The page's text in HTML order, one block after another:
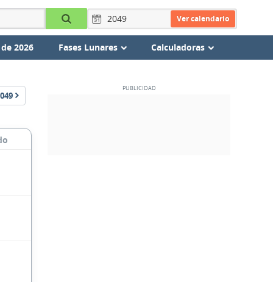
Ver calendario
2026 Fases Lunares Calculadoras